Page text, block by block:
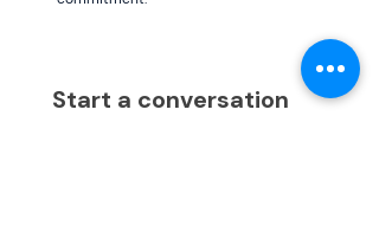
Start a conversation